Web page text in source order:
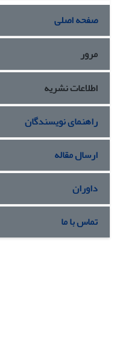
صفحه اصلی
مرور
اطلاعات نشریه
راهنمای نویسندگان
ارسال مقاله
داوران
تماس با ما